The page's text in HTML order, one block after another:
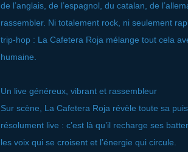
de l’anglais, de l’espagnol, du catalan, de
rassembler. Ni totalement rock, ni seulement
trip-hop : La Cafetera Roja mélange tout cela
humaine.
Un live généreux, vibrant et rassembleur
Sur scène, La Cafetera Roja révèle toute sa
résolument live : c’est là qu’il recharge ses
les voix qui se croisent et l’énergie qui circule.